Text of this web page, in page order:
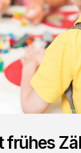
frühes